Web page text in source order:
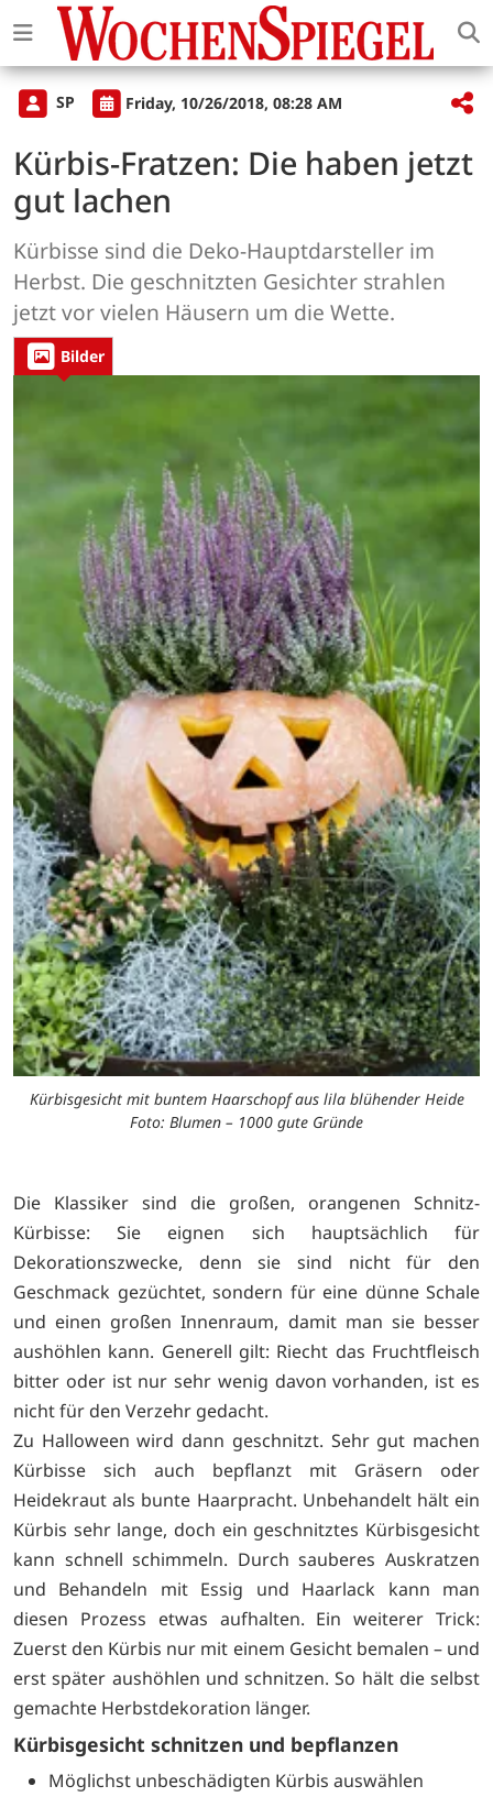
SP Friday, 10/26/2018, 08:28 AM
Kürbis-Fratzen: Die haben jetzt
gut lachen
Kürbisse sind die Deko-Hauptdarsteller im
Herbst. Die geschnitzten Gesichter strahlen
jetzt vor vielen Häusern um die Wette.
Bilder
Kürbisgesicht mit buntem Haarschopf aus lila blühender Heide
Foto: Blumen – 1000 gute Gründe
Die Klassiker sind die großen, orangenen Schnitz-
Kürbisse: Sie eignen sich hauptsächlich für
Dekorationszwecke, denn sie sind nicht für den
Geschmack gezüchtet, sondern für eine dünne Schale
und einen großen Innenraum, damit man sie besser
aushöhlen kann. Generell gilt: Riecht das Fruchtfleisch
bitter oder ist nur sehr wenig davon vorhanden, ist es
nicht für den Verzehr gedacht.
Zu Halloween wird dann geschnitzt. Sehr gut machen
Kürbisse sich auch bepflanzt mit Gräsern oder
Heidekraut als bunte Haarpracht. Unbehandelt hält ein
Kürbis sehr lange, doch ein geschnitztes Kürbisgesicht
kann schnell schimmeln. Durch sauberes Auskratzen
und Behandeln mit Essig und Haarlack kann man
diesen Prozess etwas aufhalten. Ein weiterer Trick:
Zuerst den Kürbis nur mit einem Gesicht bemalen – und
erst später aushöhlen und schnitzen. So hält die selbst
gemachte Herbstdekoration länger.
Kürbisgesicht schnitzen und bepflanzen
Möglichst unbeschädigten Kürbis auswählen